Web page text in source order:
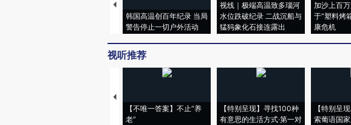
韩国高温创百年纪录 当局
警告停止一切户外活动
视线｜极端高温致多瑙河
水位跌破纪录 二战沉船与
猛犸象化石接连露出
加沙上百
于“塑料烤
康危机
视听推荐
【不唯一答案】不止“养
老”
【特别呈现】寻找100种
有意思的生活方式·第一对
【特别呈
索葡语国